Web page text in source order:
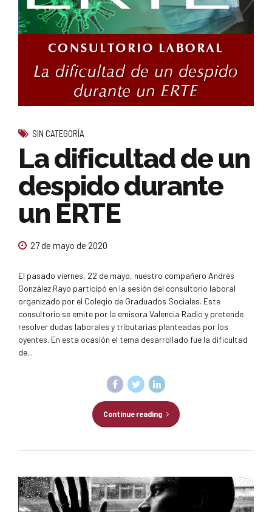
SIN CATEGORÍA
La dificultad de un
despido durante
un ERTE
27 de mayo de 2020
El pasado viernes, 22 de mayo, nuestro compañero Andrés
González Rayo participó en la sesión del consultorio laboral
organizado por el Colegio de Graduados Sociales. Este
consultorio se emite por la emisora Valencia Radio y pretende
resolver dudas laborales y tributarias planteadas por los
oyentes. En esta ocasión el tema desarrollado fue la dificultad
de...
Continue reading